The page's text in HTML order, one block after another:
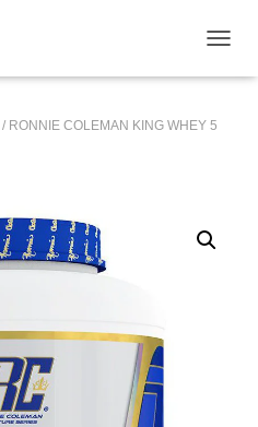
/ RONNIE COLEMAN KING WHEY 5